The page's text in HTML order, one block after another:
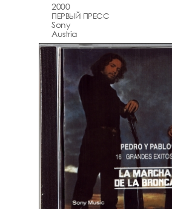
2000
ПЕРВЫЙ ПРЕСС
Sony
Austria